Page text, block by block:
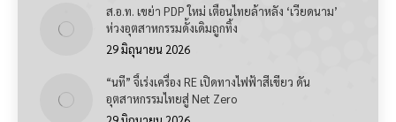
ส.อ.ท. เขย่า PDP ใหม่ เตือนไทยล้าหลัง ‘เวียดนาม’
ห่วงอุตสาหกรรมดั้งเดิมถูกทิ้ง
29 มิถุนายน 2026
“นที” จี้เร่งเครื่อง RE เปิดทางไฟฟ้าสีเขียว ดัน
อุตสาหกรรมไทยสู่ Net Zero